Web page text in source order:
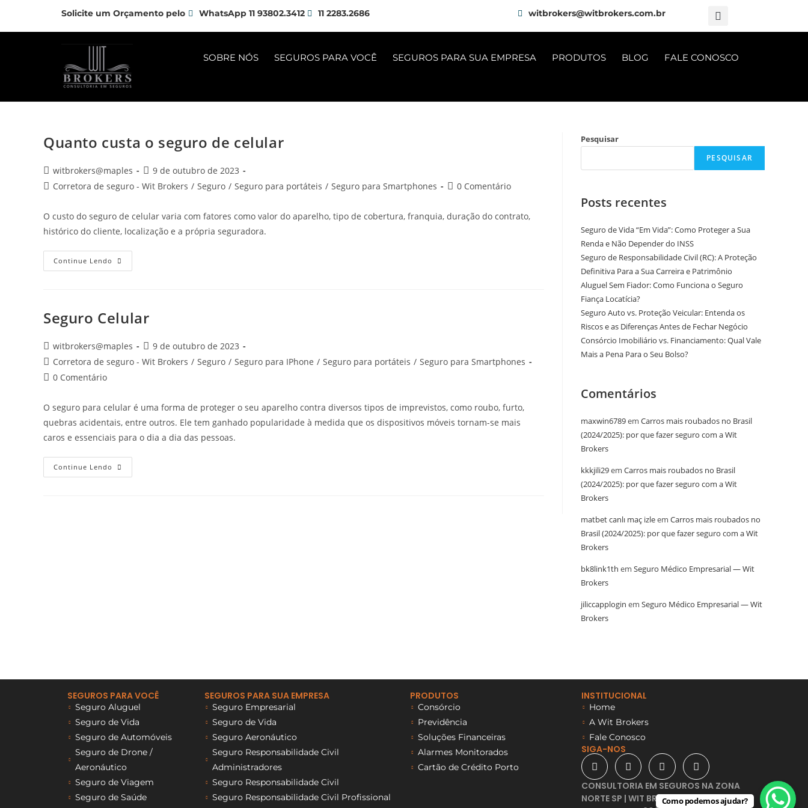
Solicite um Orçamento pelo WhatsApp 11 93802.3412 11 2283.2686 witbrokers@witbrokers.com.br
SOBRE NÓS SEGUROS PARA VOCÊ SEGUROS PARA SUA EMPRESA PRODUTOS BLOG FALE CONOSCO
Quanto custa o seguro de celular
witbrokers@maples
9 de outubro de 2023
Corretora de seguro - Wit Brokers / Seguro / Seguro para portáteis / Seguro para Smartphones 0 Comentário
O custo do seguro de celular varia com fatores como valor do aparelho, tipo de cobertura, franquia, duração do contrato,
histórico do cliente, localização e a própria seguradora.
Continue Lendo
Seguro Celular
witbrokers@maples
9 de outubro de 2023
Corretora de seguro - Wit Brokers / Seguro / Seguro para IPhone / Seguro para portáteis / Seguro para Smartphones
0 Comentário
O seguro para celular é uma forma de proteger o seu aparelho contra diversos tipos de imprevistos, como roubo, furto,
quebras acidentais, entre outros. Ele tem ganhado popularidade à medida que os dispositivos móveis tornam-se mais
caros e essenciais para o dia a dia das pessoas.
Continue Lendo
Pesquisar
PESQUISAR
Posts recentes
Seguro de Vida “Em Vida”: Como Proteger a Sua
Renda e Não Depender do INSS
Seguro de Responsabilidade Civil (RC): A Proteção
Definitiva Para a Sua Carreira e Patrimônio
Aluguel Sem Fiador: Como Funciona o Seguro
Fiança Locatícia?
Seguro Auto vs. Proteção Veicular: Entenda os
Riscos e as Diferenças Antes de Fechar Negócio
Consórcio Imobiliário vs. Financiamento: Qual Vale
Mais a Pena Para o Seu Bolso?
Comentários
maxwin6789em Carros mais roubados no Brasil
(2024/2025): por que fazer seguro com a Wit
Brokers
kkkjili29em Carros mais roubados no Brasil
(2024/2025): por que fazer seguro com a Wit
Brokers
matbet canlı maç izleem Carros mais roubados no
Brasil (2024/2025): por que fazer seguro com a Wit
Brokers
bk8link1th em Seguro Médico Empresarial — Wit
Brokers
jiliccapplogin em Seguro Médico Empresarial — Wit
Brokers
SEGUROS PARA VOCÊ
Seguro Aluguel
Seguro de Vida
Seguro de Automóveis
Seguro de Drone /
Aeronáutico
Seguro de Viagem
Seguro de Saúde
SEGUROS PARA SUA EMPRESA
Seguro Empresarial
Seguro de Vida
Seguro Aeronáutico
Seguro Responsabilidade Civil
Administradores
Seguro Responsabilidade Civil
Seguro Responsabilidade Civil Profissional
PRODUTOS
Consórcio
Previdência
Soluções Financeiras
Alarmes Monitorados
Cartão de Crédito Porto
INSTITUCIONAL
Home
A Wit Brokers
Fale Conosco
SIGA-NOS
CONSULTORIA EM SEGUROS NA ZONA
NORTE SP | WIT BROKERS -Como podemos ajudar?